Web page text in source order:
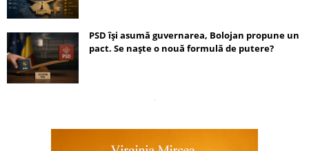
PSD își asumă guvernarea, Bolojan propune un
pact. Se naște o nouă formulă de putere?